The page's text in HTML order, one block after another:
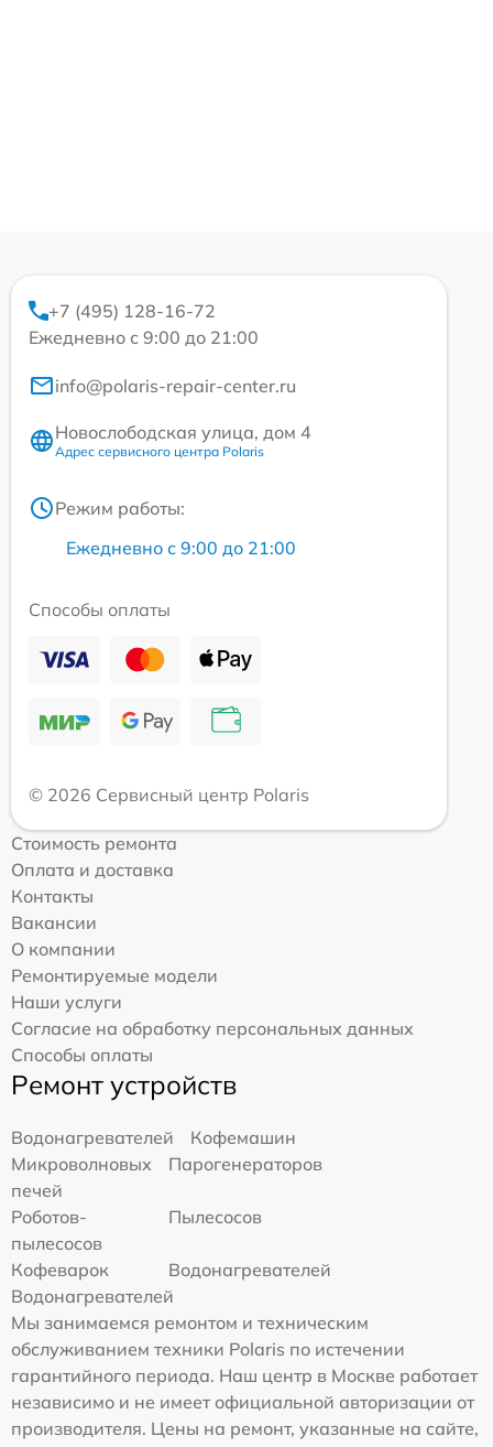
+7 (495) 128-16-72
Ежедневно с 9:00 до 21:00
info@polaris-repair-center.ru
Новослободская улица, дом 4
Адрес сервисного центра Polaris
Режим работы:
Ежедневно с 9:00 до 21:00
Способы оплаты
© 2026 Сервисный центр Polaris
Стоимость ремонта
Оплата и доставка
Контакты
Вакансии
О компании
Ремонтируемые модели
Наши услуги
Согласие на обработку персональных данных
Способы оплаты
Ремонт устройств
Водонагревателей
Кофемашин
Микроволновых
печей
Парогенераторов
Роботов-
пылесосов
Пылесосов
Кофеварок
Водонагревателей
Водонагревателей
Мы занимаемся ремонтом и техническим
обслуживанием техники Polaris по истечении
гарантийного периода. Наш центр в Москве работает
независимо и не имеет официальной авторизации от
производителя. Цены на ремонт, указанные на сайте,